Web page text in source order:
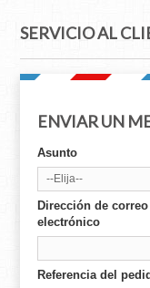
SERVICIO AL
ENVIAR UN
Asunto
--Elija--
Dirección de correo
electrónico
Referencia del